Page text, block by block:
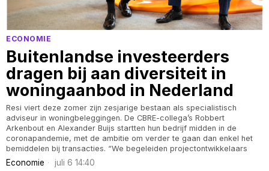
ECONOMIE
Buitenlandse investeerders
dragen bij aan diversiteit in
woningaanbod in Nederland
Resi viert deze zomer zijn zesjarige bestaan als specialistisch
adviseur in woningbeleggingen. De CBRE-collega’s Robbert
Arkenbout en Alexander Buijs startten hun bedrijf midden in de
coronapandemie, met de ambitie om verder te gaan dan enkel het
bemiddelen bij transacties. “We begeleiden projectontwikkelaars
Economie juli 6 14:40